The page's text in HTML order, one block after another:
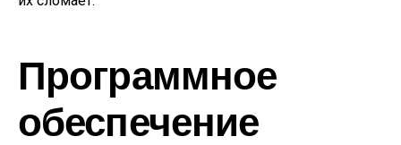
Программное
обеспечение